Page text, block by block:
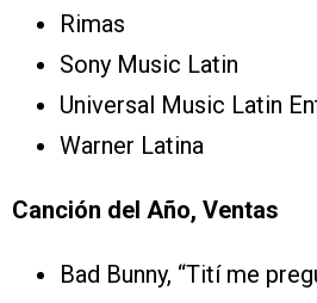
Rimas
Sony Music Latin
Universal Music Latin
Warner Latina
Canción del Año, Ventas
Bad Bunny, “Tití me